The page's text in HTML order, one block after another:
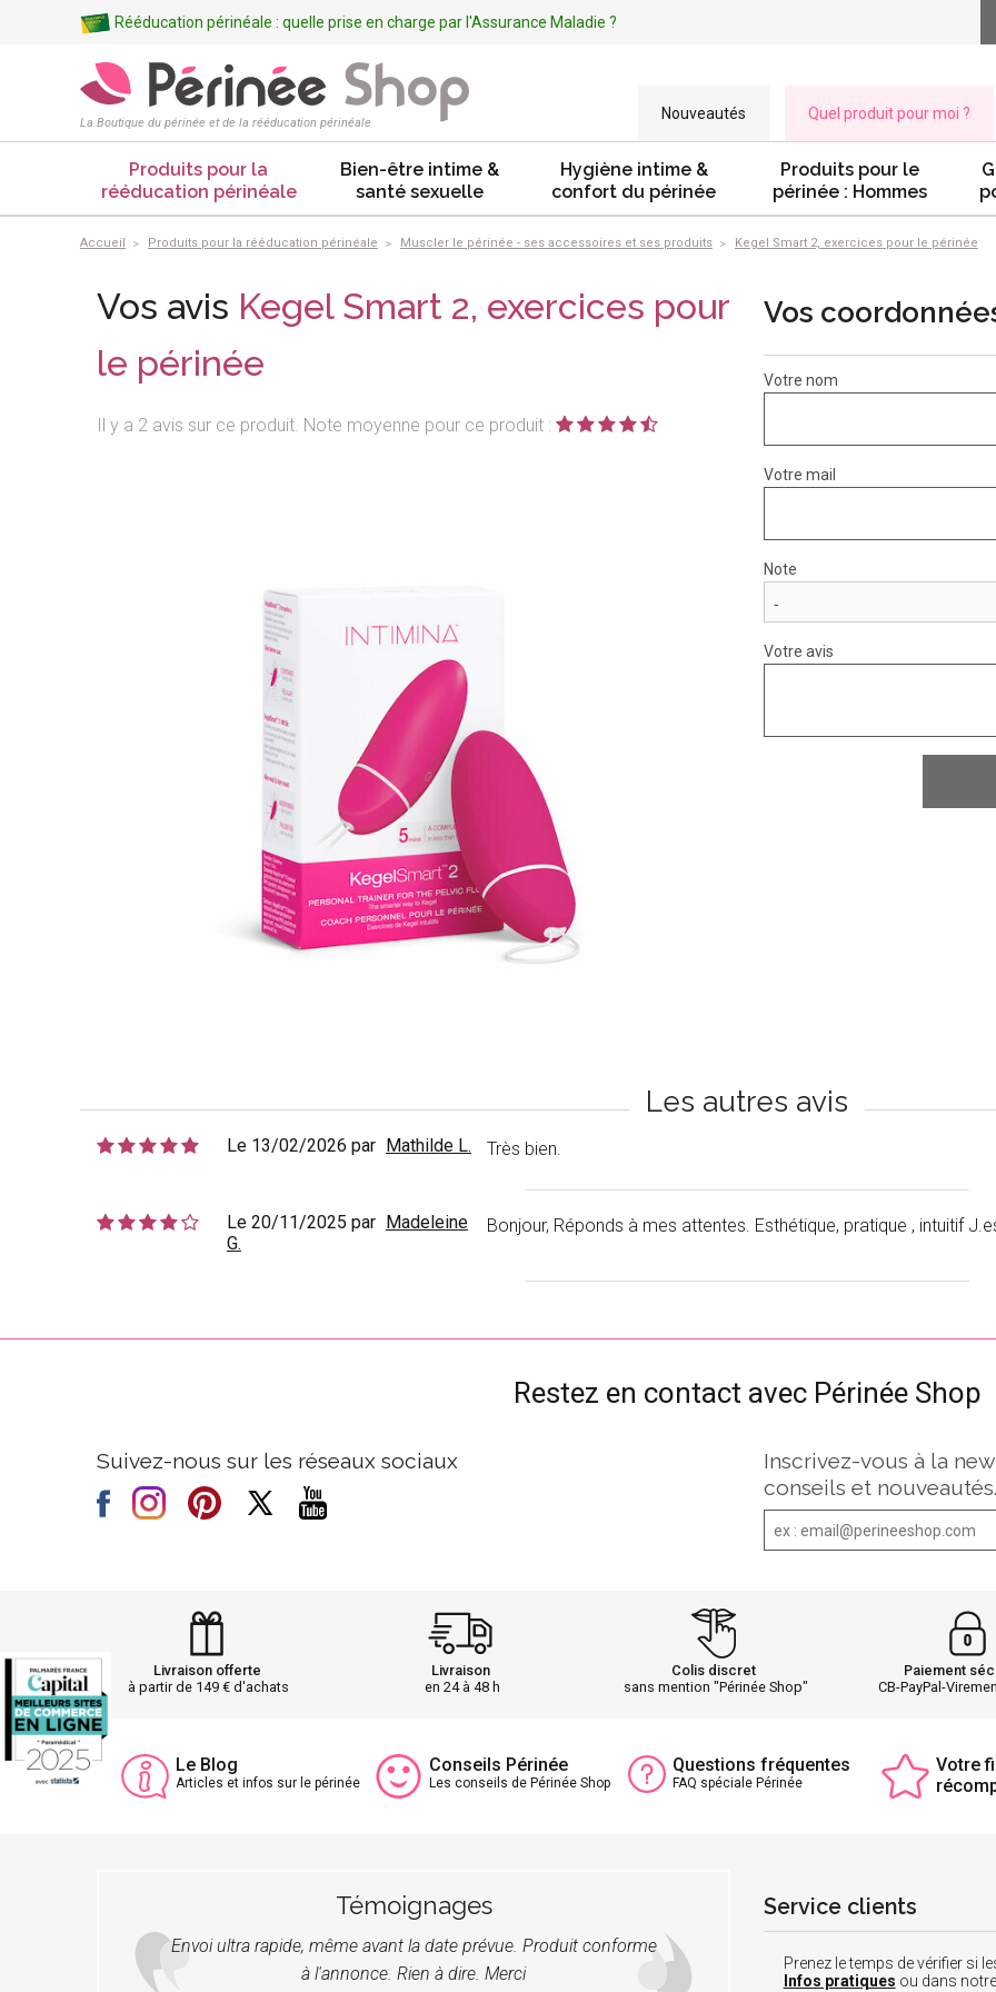
Rééducation périnéale : quelle prise en charge par l'Assurance Maladie ?
La Boutique du périnée et de la rééducation périnéale
Nouveautés Quel produit pour moi ?
Produits pour la
rééducation périnéale
Bien-être intime &
santé sexuelle
Hygiène intime &
confort du périnée
Produits pour le
périnée : Hommes
Accueil Produits pour la rééducation périnéale Muscler le périnée - ses accessoires et ses produits Kegel Smart 2, exercices pour le périnée
Vos avis Kegel Smart 2, exercices pour
le périnée
Il y a 2 avis sur ce produit. Note moyenne pour ce produit :
Vos
Votre nom
Votre mail
Note
Votre avis
Les autres avis
Le 13/02/2026 par Mathilde L. Très bien.
Le 20/11/2025 par
Madeleine
G.
Bonjour, Réponds à mes attentes. Esthétique, pratique , intuitif
Restez en contact avec Périnée Shop
Suivez-nous sur les réseaux sociaux
Inscrivez-vous à la
conseils et nouveautés.
Livraison offerte
à partir de 149 € d'achats
Livraison
en 24 à 48 h
Colis discret
sans mention "Périnée Shop"
Paiement
CB-PayPal-
Le Blog
Articles et infos sur le périnée
Conseils Périnée
Les conseils de Périnée Shop
Questions fréquentes
FAQ spéciale Périnée
Votre
Témoignages
Envoi ultra rapide, même avant la date prévue. Produit conforme
à l'annonce. Rien à dire. Merci
Service clients
Prenez le temps de vérifier si
Infos pratiques ou dans